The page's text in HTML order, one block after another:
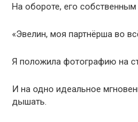
На обороте, его
«Эвелин, моя партнёрша во
Я положила фотографию на
И на одно идеальное
дышать.